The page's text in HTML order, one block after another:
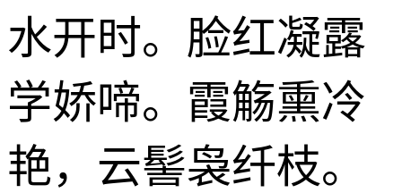
水开时。脸红凝露
学娇啼。霞觞熏冷
艳，云髻袅纤枝。